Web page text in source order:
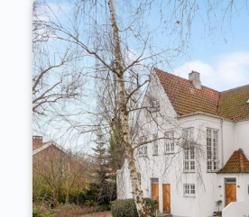
Villalejlighed:
Kildegårdsvej
31B,
2900
Hellerup